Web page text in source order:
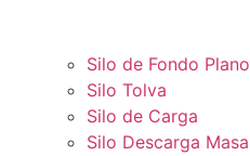
Silo de Fondo Plano
Silo Tolva
Silo de Carga
Silo Descarga Masa